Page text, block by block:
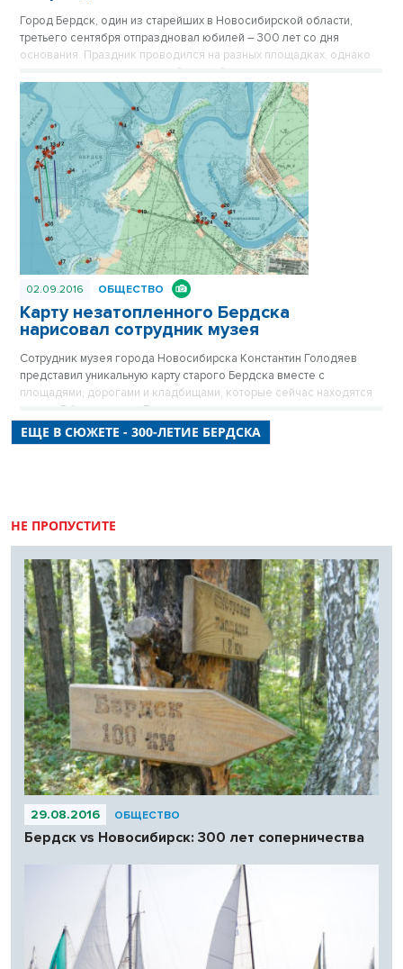
Город Бердск, один из старейших в Новосибирской области,
третьего сентября отпраздновал юбилей – 300 лет со дня
основания. Праздник проводился на разных площадках, однако
ключевым и самым ярким событием было карнавальное шествие
по одной из главных улиц города.
02.09.2016 ОБЩЕСТВО
Карту незатопленного Бердска
нарисовал сотрудник музея
Сотрудник музея города Новосибирска Константин Голодяев
представил уникальную карту старого Бердска вместе с
площадями, дорогами и кладбищами, которые сейчас находятся
на дне Обского моря. Глядя на нее, можно на мгновенье
перенестись в прошлое и ужаснуться масштабу произошедших
событий.
ЕЩЕ В СЮЖЕТЕ - 300-ЛЕТИЕ БЕРДСКА
НЕ ПРОПУСТИТЕ
29.08.2016 ОБЩЕСТВО
Бердск vs Новосибирск: 300 лет соперничества